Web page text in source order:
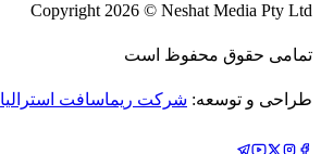
Copyright 2026 © Neshat Media Pty Ltd
تمامی حقوق محفوظ است
طراحی و توسعه: شرکت ریماسافت استرالیا